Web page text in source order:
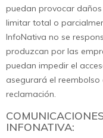
puedan provocar
limitar total o
InfoNativa no se
produzcan por las
puedan impedir el
asegurará el
reclamación.
INFONATIVA: